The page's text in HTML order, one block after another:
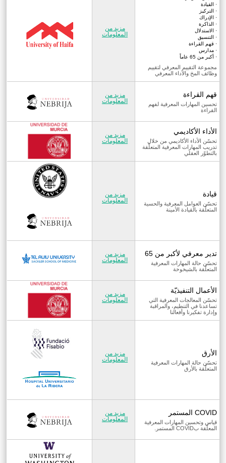
· القيادة
· التركيز
· الإدراك
· الذاكرة
· الاستدلال
· التنسيق
· قهم القراءة
· مدارس
· أكبر من 65 عاماً
مجموعة التقييم المعرفي لتقييم
وظائف المخ والأداء المعرفي
مزيد من
المعلومات
قهم القراءة
تحسين المهارات المعرفية لفهم
القراءة
مزيد من
المعلومات
الأداء الأكاديمي
تحسّن الأداء الأكاديمي من خلال
تدريب المهارات المعرفية المتعلّقة
بالتطوّر العقلي
مزيد من
المعلومات
قيادة
تحسّن العوامل المعرفية والحسية
المتعلّقة بالقيادة الأمينة
مزيد من
المعلومات
تدير معرفي لأكبر من 65
تحسّن حالة المهارات المعرفية
المتعلّقة بالشيخوخة
مزيد من
المعلومات
الأعمال التنفيذيّة
تحسّن المعالجات المعرفية التي
تساعدنا في التنطيم، والمراقبة
وإدارة تفكيرنا وأفعالنا
مزيد من
المعلومات
الأرق
تحسّن حالة المهارات المعرفية
المتعلّقة بالأرق
مزيد من
المعلومات
COVID المستمر
قياس وتحسين المهارات المعرفية
المعلّقة بCOVID المستمر.
مزيد من
المعلومات